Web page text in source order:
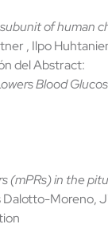
of human
, Ilpo
del Abstract:
Blood
in the
Moreno,